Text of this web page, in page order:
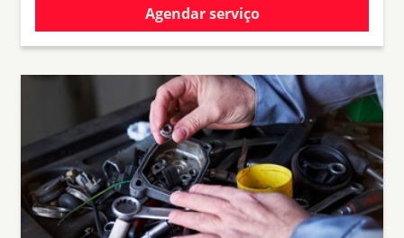
Agendar serviço